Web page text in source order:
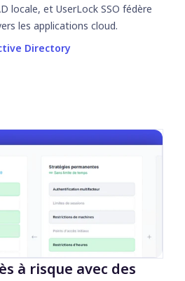
locale, et UserLock SSO fédère
les applications cloud.
Directory
à risque avec des